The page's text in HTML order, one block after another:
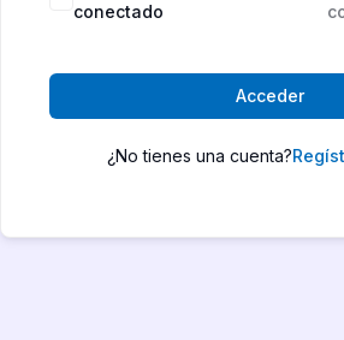
conectado
Acceder
¿No tienes una cuenta?